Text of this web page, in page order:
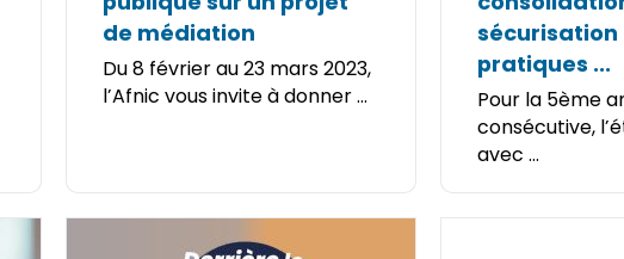
de médiation
Du 8 février au 23 mars 2023,
l’Afnic vous invite à donner ...
sécurisation
pratiques ...
Pour la 5ème
consécutive,
avec ...